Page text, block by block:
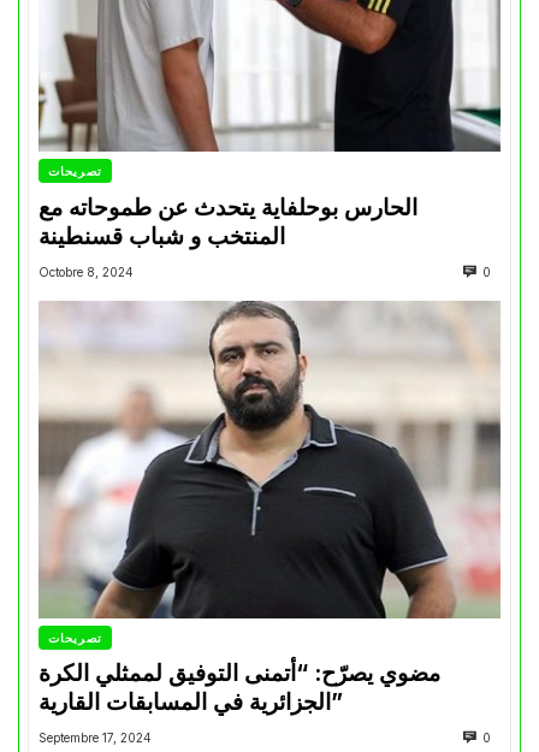
تصريحات
الحارس بوحلفاية يتحدث عن طموحاته مع
المنتخب و شباب قسنطينة
Octobre 8, 2024 0
تصريحات
مضوي يصرّح: “أتمنى التوفيق لممثلي الكرة
الجزائرية في المسابقات القارية”
Septembre 17, 2024 0